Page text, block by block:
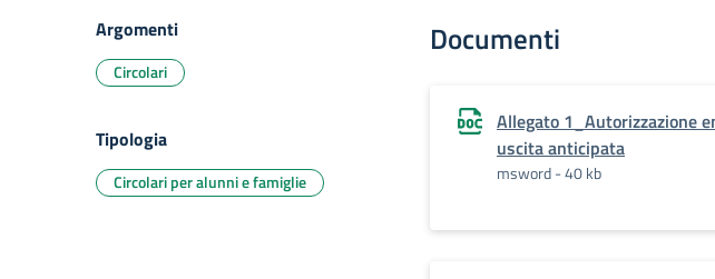
Documenti
Allegato 1_Autorizzazione
uscita anticipata
msword - 40 kb
Argomenti
Circolari
Tipologia
Circolari per alunni e famiglie